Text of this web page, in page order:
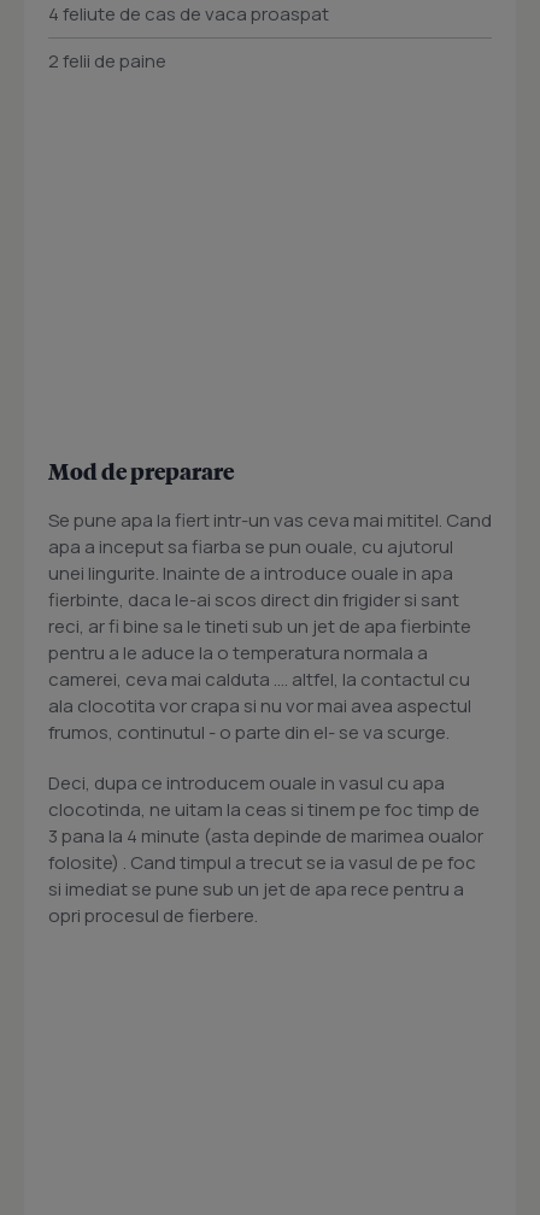
4 feliute de cas de vaca proaspat
2 felii de paine
Mod de preparare
Se pune apa la fiert intr-un vas ceva mai mititel. Cand
apa a inceput sa fiarba se pun ouale, cu ajutorul
unei lingurite. Inainte de a introduce ouale in apa
fierbinte, daca le-ai scos direct din frigider si sant
reci, ar fi bine sa le tineti sub un jet de apa fierbinte
pentru a le aduce la o temperatura normala a
camerei, ceva mai calduta .... altfel, la contactul cu
ala clocotita vor crapa si nu vor mai avea aspectul
frumos, continutul - o parte din el- se va scurge.
Deci, dupa ce introducem ouale in vasul cu apa
clocotinda, ne uitam la ceas si tinem pe foc timp de
3 pana la 4 minute (asta depinde de marimea oualor
folosite) . Cand timpul a trecut se ia vasul de pe foc
si imediat se pune sub un jet de apa rece pentru a
opri procesul de fierbere.